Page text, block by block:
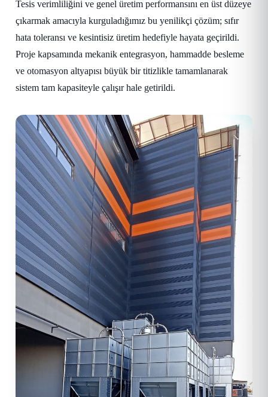
Tesis verimliliğini ve genel üretim performansını en üst düzeye
çıkarmak amacıyla kurguladığımız bu yenilikçi çözüm; sıfır
hata toleransı ve kesintisiz üretim hedefiyle hayata geçirildi.
Proje kapsamında mekanik entegrasyon, hammadde besleme
ve otomasyon altyapısı büyük bir titizlikle tamamlanarak
sistem tam kapasiteyle çalışır hale getirildi.